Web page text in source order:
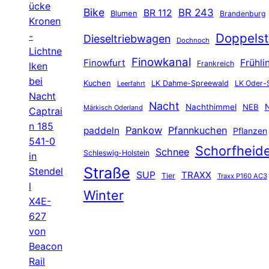
ücke
Kronen
-
Lichtne
lken
bei
Nacht
Captrai
n 185
541-0
in
Stendel
l
X4E-
627
von
Beacon
Rail
Bike Blumen BR 112 BR 243 Brandenburg
Dieseltriebwagen Dochnoch
Finowfurt Finowkanal Frankreich
Kuchen Leerfahrt LK Dahme-Spreewald LK Oder-
Märkisch Oderland Nacht Nachthimmel NEB
paddeln Pankow Pfannkuchen Pflanzen
Schleswig-Holstein Schnee
Straße SUP Tier TRAXX Traxx P160 AC3
Winter